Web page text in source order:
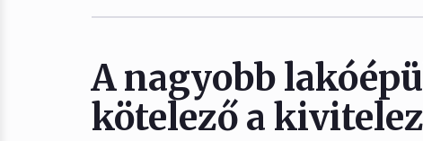
A nagyobb
kötelező a